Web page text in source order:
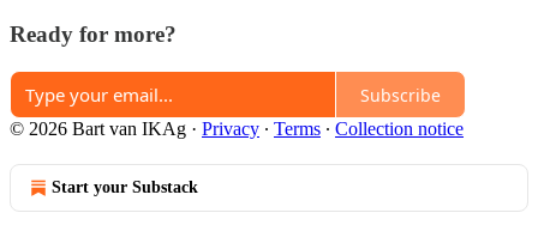
Ready for more?
Subscribe
© 2026 Bart van IKAg · Privacy ∙ Terms ∙ Collection notice
Start your Substack